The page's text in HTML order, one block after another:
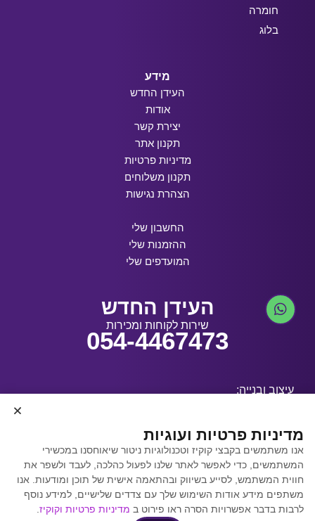
חומרה
בלוג
מידע
העידן החדש
אודות
יצירת קשר
תקנון אתר
מדיניות פרטיות
תקנון משלוחים
הצהרת נגישות
החשבון שלי
ההזמנות שלי
המועדפים שלי
העידן החדש
שירות לקוחות ומכירות
054-4467473
עיצוב ובנייה:
קידום אתרים באמצעות
מדיניות פרטיות ועוגיות
אנו משתמשים בקבצי קוקיז וטכנולוגיות ניטור שיאוחסנו במכשירי
המשתמשים, כדי לאפשר לאתר שלנו לפעול כהלכה, לעבד ולשפר את
חווית המשתמש, לסייע בשיווק ובהתאמה אישית של תוכן ומודעות. אנו
משתפים מידע אודות השימוש שלך עם צדדים שלישיים, למידע נוסף
לרבות בדבר אפשרויות הסרה ראו פירוט ב מדיניות פרטיות וקוקיז